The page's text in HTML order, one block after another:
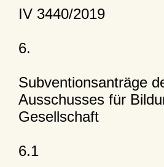
IV 3440/2019
6.
Subventionsanträge
Ausschusses für
Gesellschaft
6.1